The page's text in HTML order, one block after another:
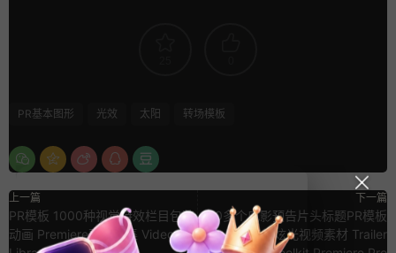
PR基本图形 光效 太阳 转场模板
上一篇
PR模板 1000种视觉特效栏目包装
动画 Premiere预设合集 Video
下一篇
70多个电影预告片头标题PR模板
+LUTs+炫光视频素材 Trailer